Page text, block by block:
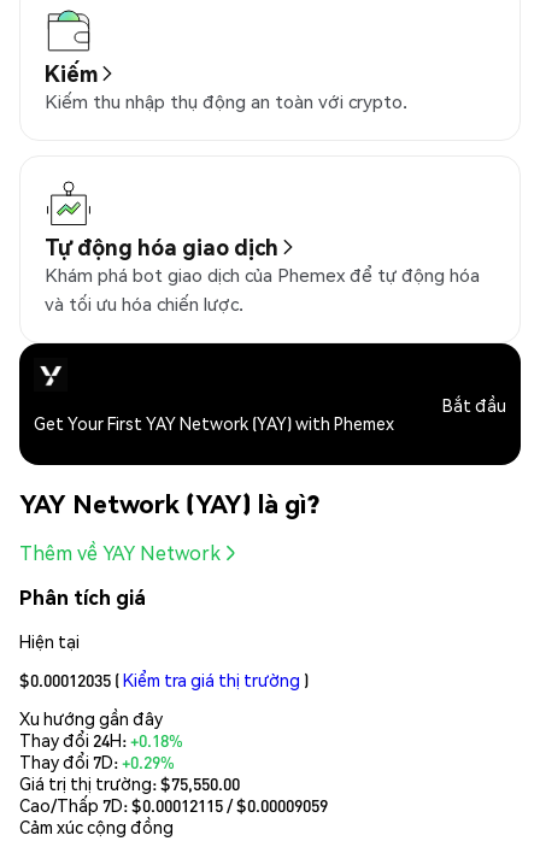
Kiếm
Kiếm thu nhập thụ động an toàn với crypto.
Tự động hóa giao dịch
Khám phá bot giao dịch của Phemex để tự động hóa
và tối ưu hóa chiến lược.
Get Your First YAY Network (YAY) with Phemex
Bắt đầu
YAY Network (YAY) là gì?
Thêm về YAY Network
Phân tích giá
Hiện tại
$0.00012035 (Kiểm tra giá thị trường )
Xu hướng gần đây
Thay đổi 24H:+0.18%
Thay đổi 7D:+0.29%
Giá trị thị trường:$75,550.00
Cao/Thấp 7D: $0.00012115/ $0.00009059
Cảm xúc cộng đồng